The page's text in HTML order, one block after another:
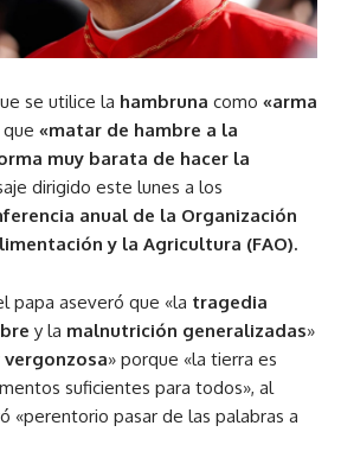
se utilice la hambruna como «arma
«matar de hambre a la
muy barata de hacer la
dirigido este lunes a los
anual de la Organización
y la Agricultura (FAO).
papa aseveró que «la tragedia
y la malnutrición generalizadas»
» porque «la tierra es
suficientes para todos», al
«perentorio pasar de las palabras a